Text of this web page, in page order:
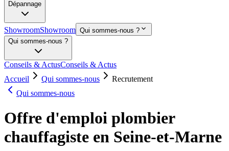
Dépannage
ShowroomShowroom Qui sommes-nous ?
Qui sommes-nous ?
Conseils & ActusConseils & Actus
Accueil
Qui sommes-nous
Recrutement
Qui sommes-nous
Offre d'emploi plombier
chauffagiste en Seine-et-Marne